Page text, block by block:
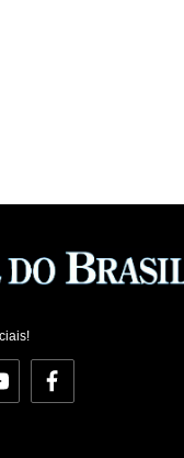
Facebook